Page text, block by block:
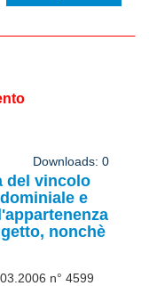
Downloads: 0
del vincolo
e
nonchè
n° 4599